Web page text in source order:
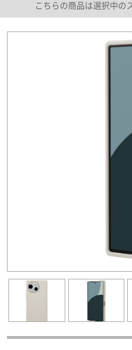
こちらの商品は選択中の